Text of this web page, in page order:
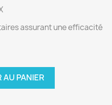
assurant une efficacité
AU PANIER